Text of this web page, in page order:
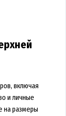
включая
и личные
на размеры